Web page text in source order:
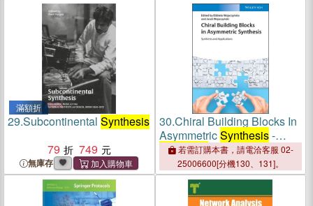
滿額折
29.Subcontinental Synthesis
79
749
無庫存
30.Chiral Building Blocks In
AsymmetricSynthesis-
SynthesisAnd Applications
若需訂購本書，請電洽客服 02-
25006600[分機130、131]。